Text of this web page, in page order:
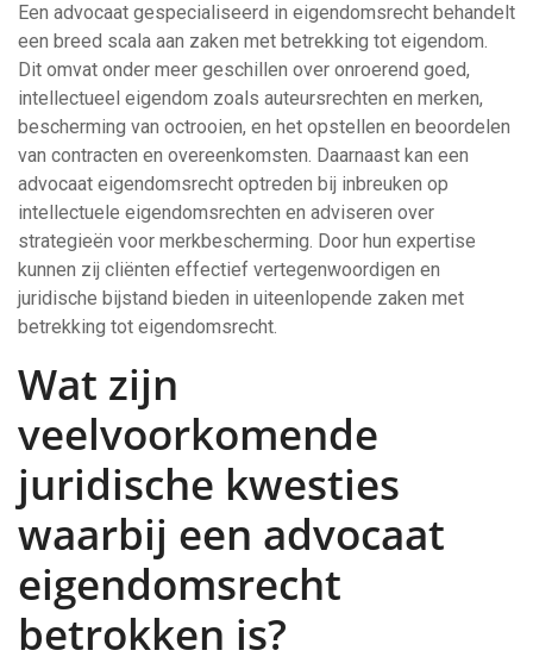
Een advocaat gespecialiseerd in eigendomsrecht behandelt
een breed scala aan zaken met betrekking tot eigendom.
Dit omvat onder meer geschillen over onroerend goed,
intellectueel eigendom zoals auteursrechten en merken,
bescherming van octrooien, en het opstellen en beoordelen
van contracten en overeenkomsten. Daarnaast kan een
advocaat eigendomsrecht optreden bij inbreuken op
intellectuele eigendomsrechten en adviseren over
strategieën voor merkbescherming. Door hun expertise
kunnen zij cliënten effectief vertegenwoordigen en
juridische bijstand bieden in uiteenlopende zaken met
betrekking tot eigendomsrecht.
Wat zijn
veelvoorkomende
juridische kwesties
waarbij een advocaat
eigendomsrecht
betrokken is?